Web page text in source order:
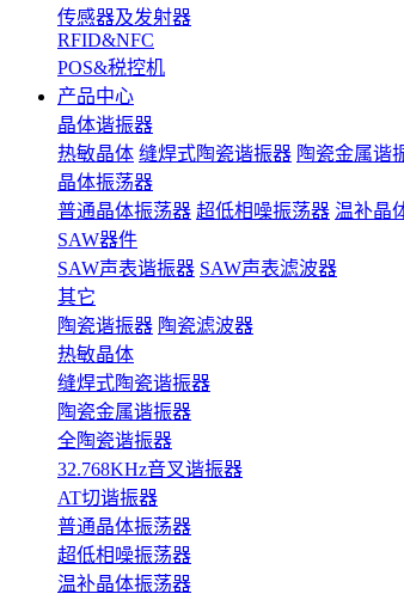
传感器及发射器
RFID&NFC
POS&税控机
产品中心
晶体谐振器
热敏晶体 缝焊式陶瓷谐振器 陶瓷金属谐
晶体振荡器
普通晶体振荡器 超低相噪振荡器 温补晶
SAW器件
SAW声表谐振器 SAW声表滤波器
其它
陶瓷谐振器 陶瓷滤波器
热敏晶体
缝焊式陶瓷谐振器
陶瓷金属谐振器
全陶瓷谐振器
32.768KHz音叉谐振器
AT切谐振器
普通晶体振荡器
超低相噪振荡器
温补晶体振荡器